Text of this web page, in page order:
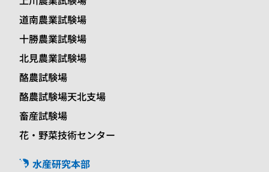
道南農業試験場
十勝農業試験場
北見農業試験場
酪農試験場
酪農試験場天北支場
畜産試験場
花・野菜技術センター
水産研究本部